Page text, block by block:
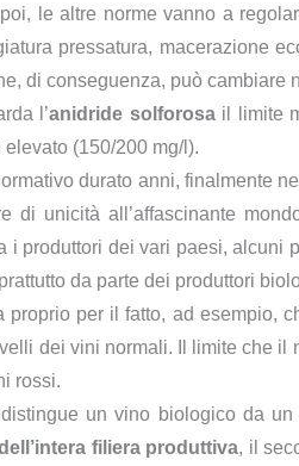
le altre norme vanno a
pressatura, macerazione
di conseguenza, può cambiare
l’anidride solforosail limite
(150/200 mg/l).
durato anni, finalmente
di unicità all’affascinante
i produttori dei vari paesi, alcuni
da parte dei produttori
proprio per il fatto, ad esempio,
dei vini normali. Il limite che il
rossi.
un vino biologico da
filiera produttiva, il